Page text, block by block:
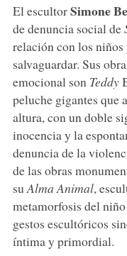
El escultorSimone
de denuncia social de
relación con los niños
salvaguardar. Sus
emocional son Teddy
peluche gigantes que
altura, con un doble
inocencia y la
denuncia de la
de las obras
su Alma Animal,
metamorfosis del
gestos escultóricos
íntima y primordial.